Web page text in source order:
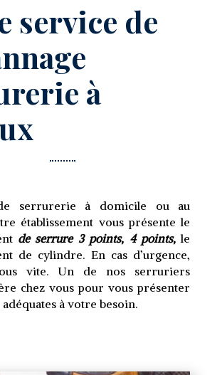
service de
à
serrurerie à domicile ou au
établissement vous présente le
de serrure 3 points, 4 points,le
de cylindre. En cas d’urgence,
vite. Un de nos serruriers
chez vous pour vous présenter
à votre besoin.